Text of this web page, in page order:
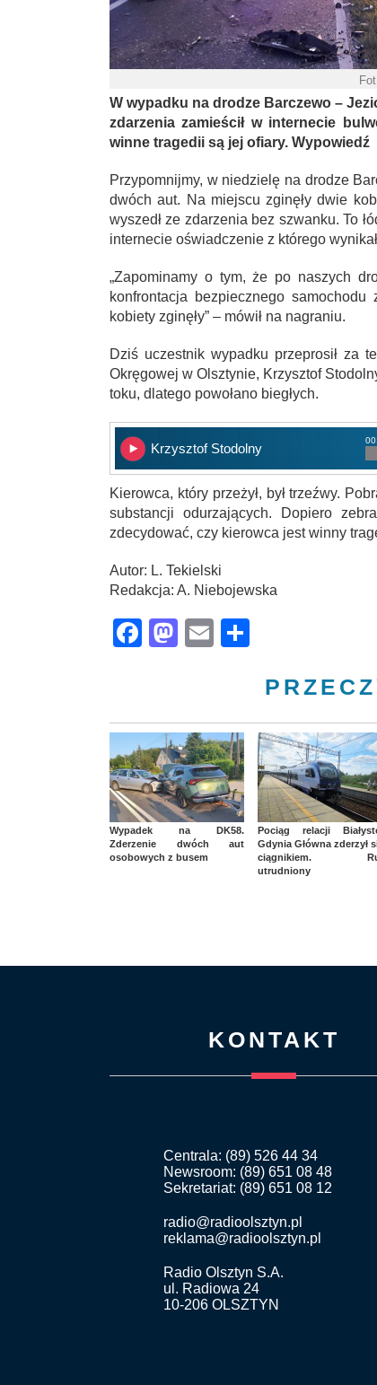
W wypadku na drodze Barczewo –
zdarzenia zamieścił w internecie
winne tragedii są jej ofiary.
Przypomnijmy, w niedzielę na drodze
dwóch aut. Na miejscu zginęły dwie
wyszedł ze zdarzenia bez szwanku. To
internecie oświadczenie z którego
„Zapominamy o tym, że po naszych
konfrontacja bezpiecznego
kobiety zginęły” – mówił na nagraniu.
Dziś uczestnik wypadku przeprosił za
Okręgowej w Olsztynie, Krzysztof
toku, dlatego powołano biegłych.
Krzysztof Stodolny
Kierowca, który przeżył, był trzeźwy.
substancji odurzających. Dopiero
zdecydować, czy kierowca jest winny
Autor: L. Tekielski
Redakcja: A. Niebojewska
Facebook
Mastodon
Email
Wypadek na DK58.
Zderzenie dwóch aut
osobowych z busem
Pociąg relacji
Gdynia Główna zderzył
ciągnikiem.
utrudniony
KONTAKT
Centrala: (89) 526 44 34
Newsroom: (89) 651 08 48
Sekretariat: (89) 651 08 12
radio@radioolsztyn.pl
reklama@radioolsztyn.pl
Radio Olsztyn S.A.
ul. Radiowa 24
10-206 OLSZTYN